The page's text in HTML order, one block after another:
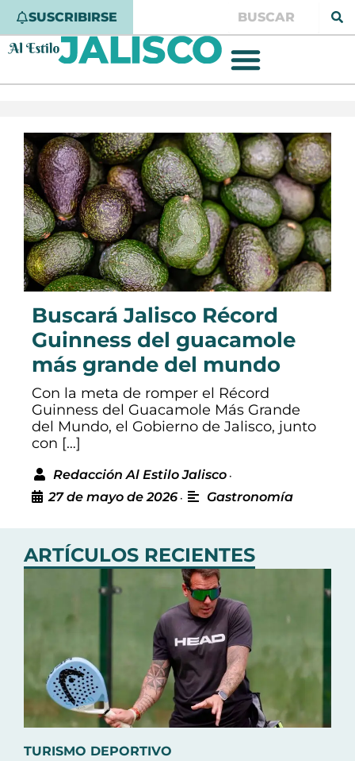
contenido
SUSCRIBIRSE
Buscará Jalisco Récord
Guinness del guacamole
más grande del mundo
Con la meta de romper el Récord
Guinness del Guacamole Más Grande
del Mundo, el Gobierno de Jalisco, junto
con […]
Redacción Al Estilo Jalisco •
27 de mayo de 2026 • Gastronomía
ARTÍCULOS RECIENTES
TURISMO DEPORTIVO